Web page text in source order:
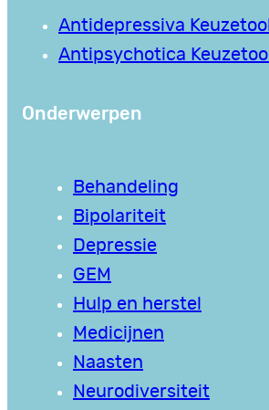
Antidepressiva Keuzetool
Antipsychotica Keuzetool
Onderwerpen
Behandeling
Bipolariteit
Depressie
GEM
Hulp en herstel
Medicijnen
Naasten
Neurodiversiteit